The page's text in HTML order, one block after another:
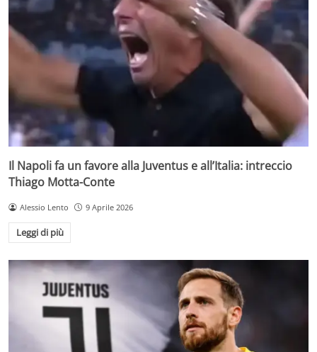
Il Napoli fa un favore alla Juventus e all’Italia: intreccio
Thiago Motta-Conte
Alessio Lento 9 Aprile 2026
Leggi di più